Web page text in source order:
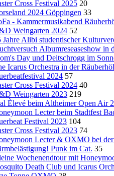
Cross Festival 2025 20
2024 Göppingen 33
- Kammermusikabend
Weingarten 2024 52
Jahre Alibi studentischer
Albumreseaseshow
Day und Deitschrogg im
Icarus Orchestra in der
2024 57
Cross Festival 2024 40
Weingarten 2023 219
Èlevé beim Altheimer Open Air
Lecter beim Stadtfest
Festival 2023 104
Cross Festival 2023 74
Lecter & OXMO bei
Punk im Cat. 35
Wochenendtour mit
Death Club und Icarus